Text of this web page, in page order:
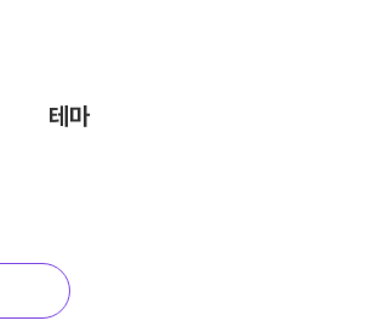
테마